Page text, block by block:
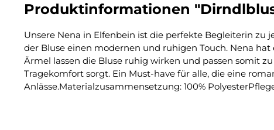
Produktinformationen
Unsere Nena in Elfenbein ist die perfekte Begleiterin
der Bluse einen modernen und ruhigen Touch. Nena
Ärmel lassen die Bluse ruhig wirken und passen somit
Tragekomfort sorgt. Ein Must-have für alle, die eine
Anlässe.Materialzusammensetzung: 100%